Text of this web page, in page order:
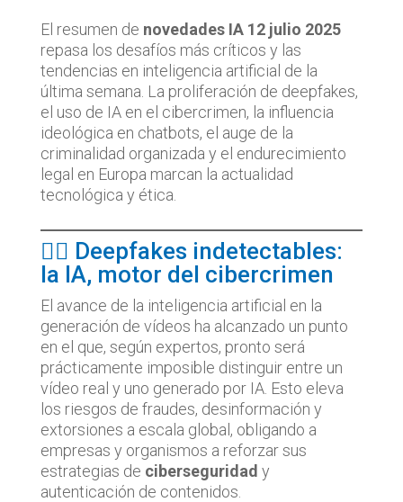
El resumen de novedades IA 12 julio 2025
repasa los desafíos más críticos y las
tendencias en inteligencia artificial de la
última semana. La proliferación de deepfakes,
el uso de IA en el cibercrimen, la influencia
ideológica en chatbots, el auge de la
criminalidad organizada y el endurecimiento
legal en Europa marcan la actualidad
tecnológica y ética.
🕵️‍♂️ Deepfakes indetectables:
la IA, motor del cibercrimen
El avance de la inteligencia artificial en la
generación de vídeos ha alcanzado un punto
en el que, según expertos, pronto será
prácticamente imposible distinguir entre un
vídeo real y uno generado por IA. Esto eleva
los riesgos de fraudes, desinformación y
extorsiones a escala global, obligando a
empresas y organismos a reforzar sus
estrategias de ciberseguridad y
autenticación de contenidos.